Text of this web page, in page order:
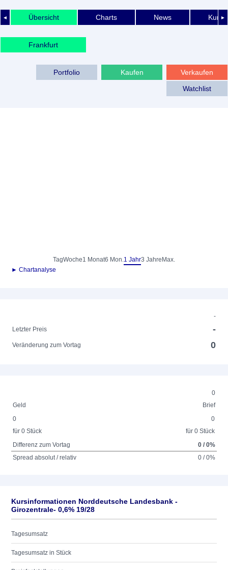
◄ ►
Übersicht Charts News
Frankfurt
Verkaufen
Kaufen
Portfolio
Watchlist
TagWoche1 Monat6 Mon.1 Jahr3 Jahre Max.
► Chartanalyse
-
Letzter Preis
-
Veränderung zum Vortag 0
0
Geld
Brief
0
für 0 Stück
0
für 0 Stück
Differenz zum Vortag
0 / 0%
Spread absolut / relativ
0 / 0%
Kursinformationen Norddeutsche Landesbank -
Girozentrale- 0,6% 19/28
Tagesumsatz
Tagesumsatz in Stück